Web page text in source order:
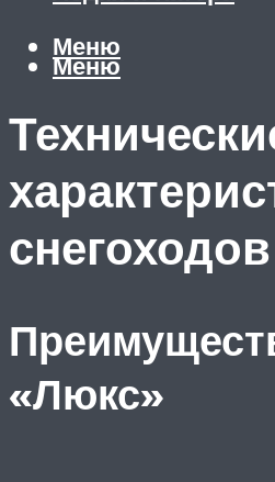
Меню
Меню
«Люкс»